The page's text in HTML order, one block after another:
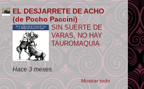
EL DESJARRETE DE ACHO
(de Pocho Paccini)
SIN SUERTE DE
VARAS, NO HAY
TAUROMAQUIA
Hace 3 meses.
Mostrar todo